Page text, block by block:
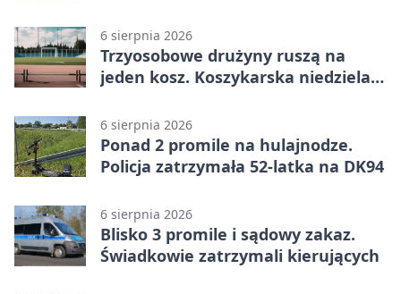
6 sierpnia 2026
Trzyosobowe drużyny ruszą na
jeden kosz. Koszykarska niedziela
6 sierpnia 2026
Ponad 2 promile na hulajnodze.
Policja zatrzymała 52-latka na DK94
6 sierpnia 2026
Blisko 3 promile i sądowy zakaz.
Świadkowie zatrzymali kierujących